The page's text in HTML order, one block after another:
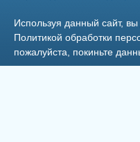
Используя данный сайт, вы
Политикой обработки
пожалуйста, покиньте